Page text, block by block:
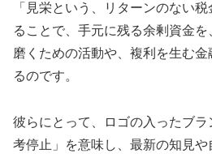
「見栄という、リターンのない
ることで、手元に残る余剰資金
磨くための活動や、複利を生む
るのです。
彼らにとって、ロゴの入ったブ
考停止」を意味し、最新の知見